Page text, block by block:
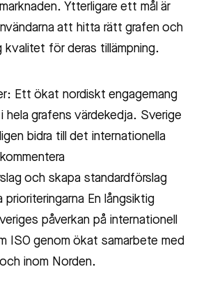
Ytterligare ett mål är
att hitta rätt grafen och
kvalitet för deras tillämpning.
Ett ökat nordiskt engagemang
hela grafens värdekedja. Sverige
bidra till det internationella
och skapa standardförslag
prioriteringarna En långsiktig
påverkan på internationell
ISO genom ökat samarbete med
inom Norden.